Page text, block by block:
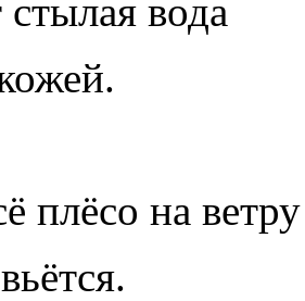
вода
плёсо на ветру